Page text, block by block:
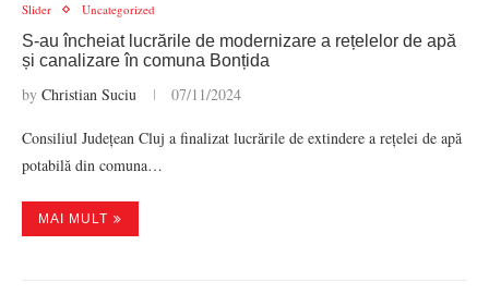
Slider Uncategorized
S-au încheiat lucrările de modernizare a rețelelor de apă
și canalizare în comuna Bonțida
by Christian Suciu 07/11/2024
Consiliul Județean Cluj a finalizat lucrările de extindere a rețelei de apă
potabilă din comuna…
MAI MULT